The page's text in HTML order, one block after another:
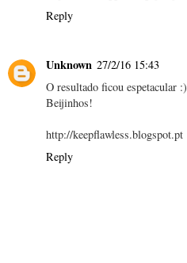
Reply
Unknown 27/2/16 15:43
O resultado ficou espetacular :)
Beijinhos!
http://keepflawless.blogspot.pt
Reply